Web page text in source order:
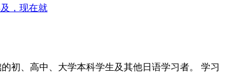
，现在就
初、高中、大学本科学生及其他日语学习者。 学习